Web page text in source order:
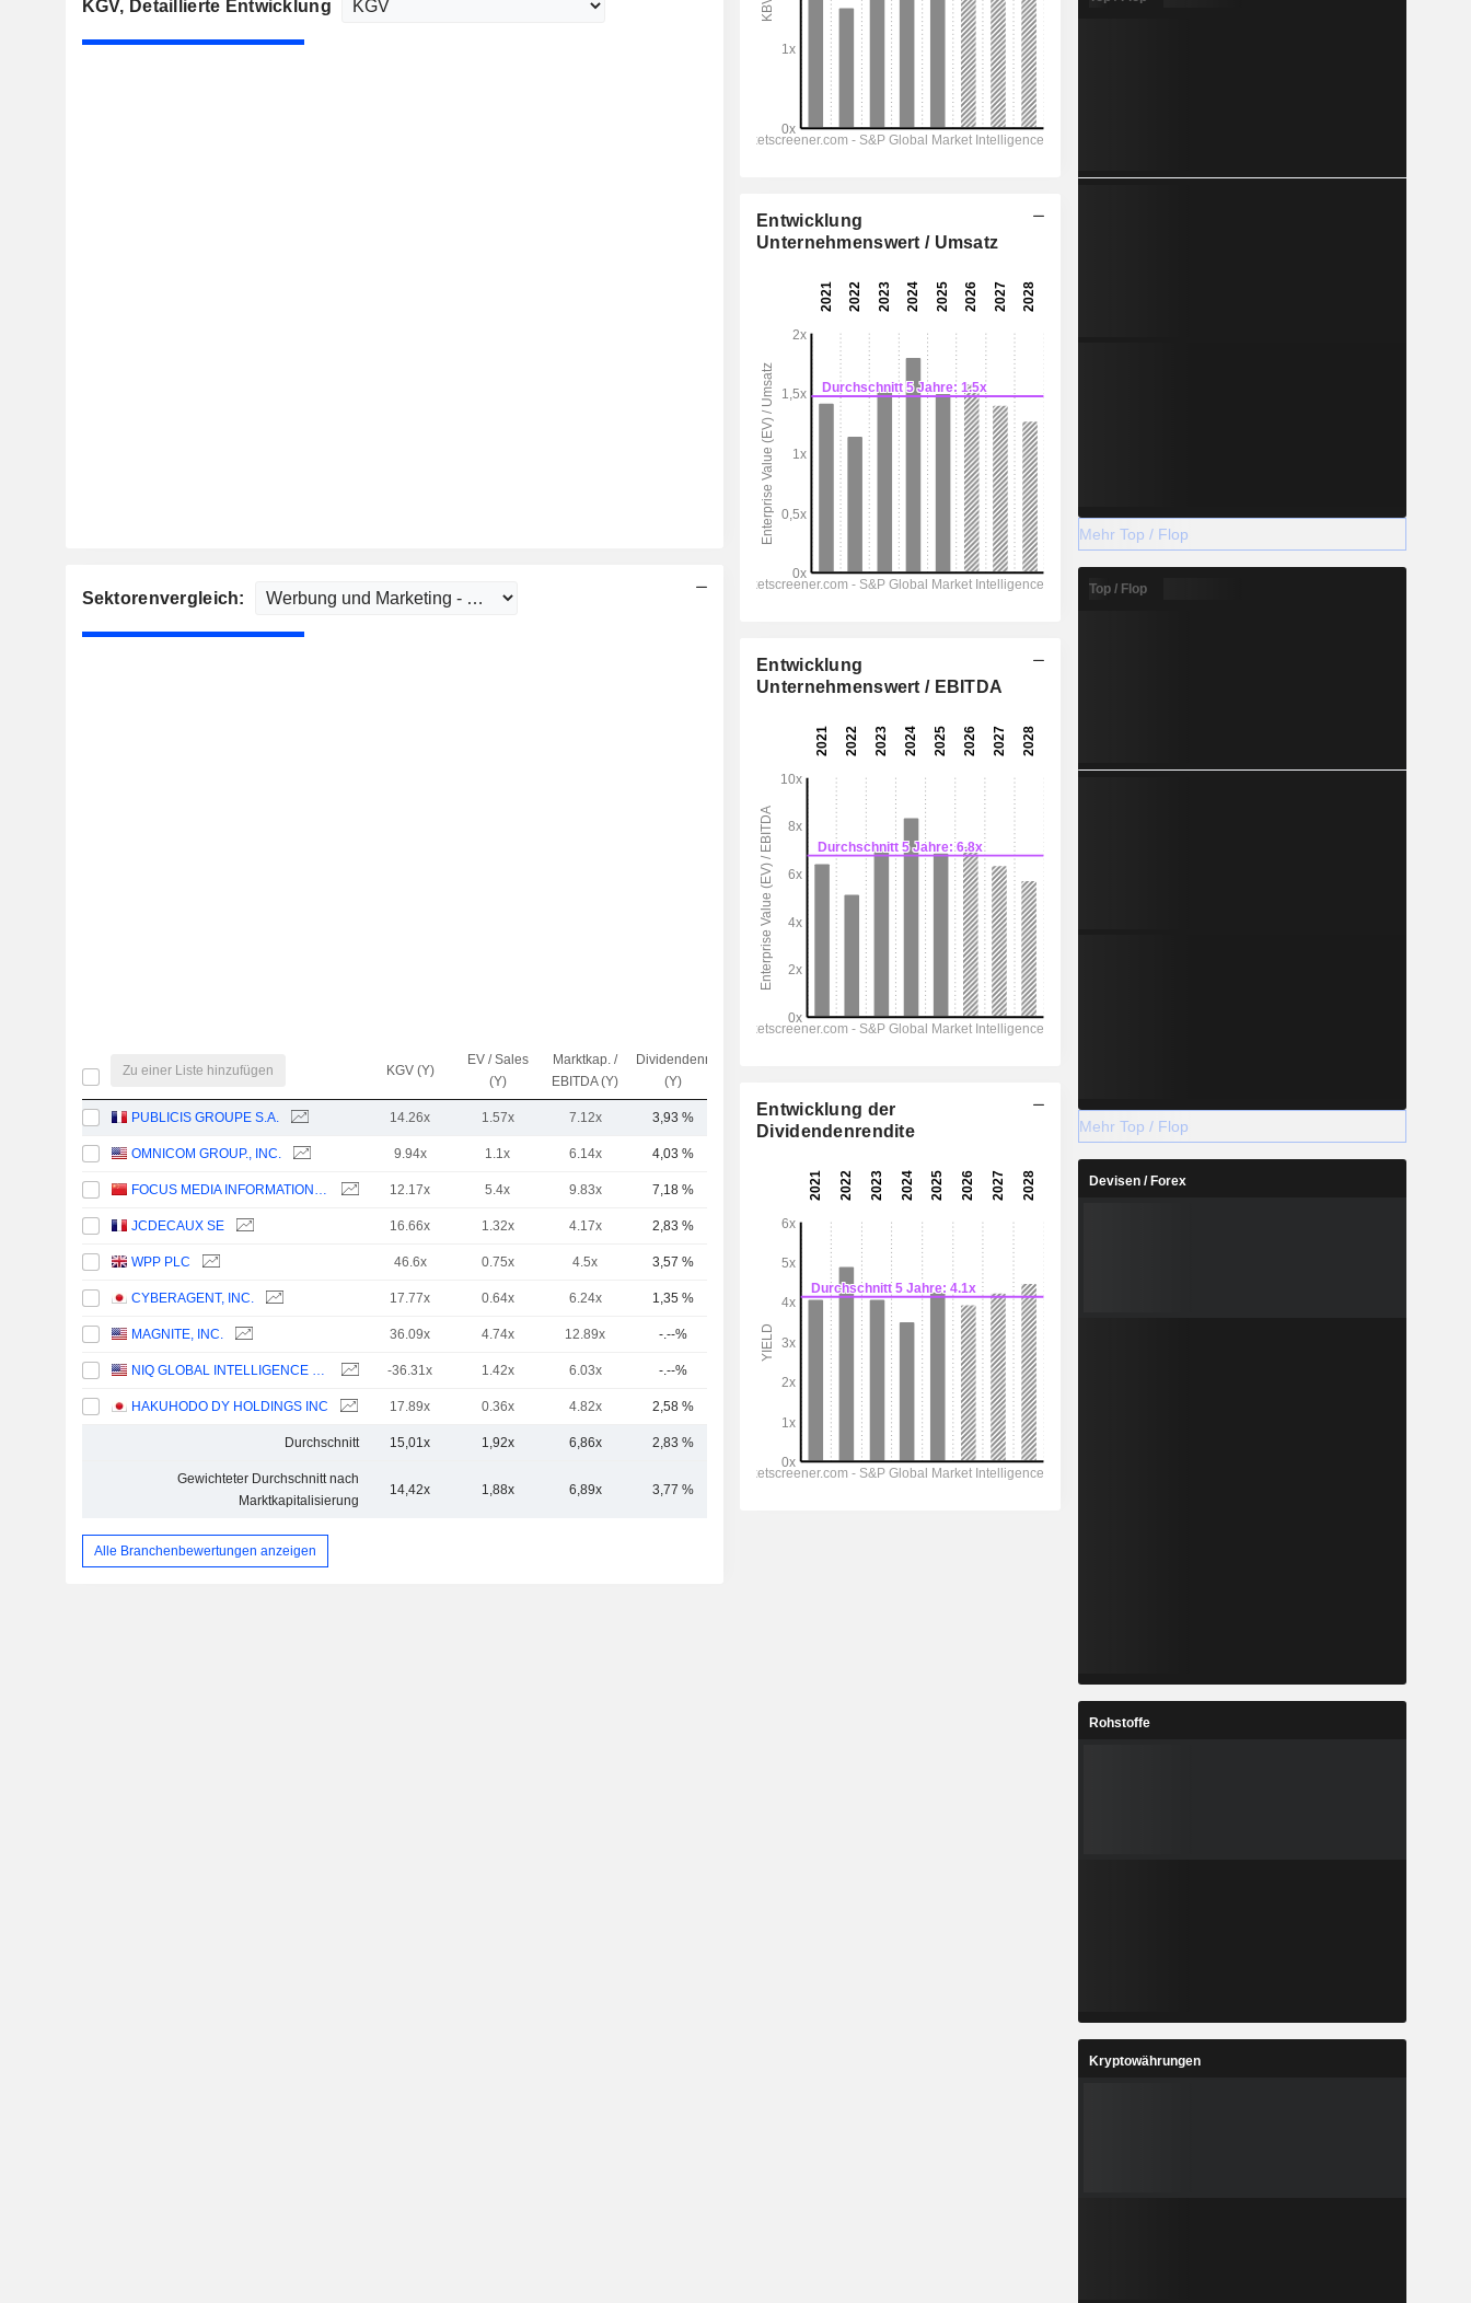
KGV, Detaillierte Entwicklung
Sektorenvergleich:
Zu einer Liste hinzufügen KGV (Y)
EV / Sales
(Y)
Marktkap. /
EBITDA (Y)
Dividendenrendite
(Y)
PUBLICIS GROUPE S.A. 14.26x 1.57x 7.12x 3,93 % 28,87 Mrd.
OMNICOM GROUP., INC. 9.94x 1.1x 6.14x 4,03 %
FOCUS MEDIA INFORMATION TECHNOLOGY CO., LTD. 12.17x 5.4x 9.83x 7,18 %
JCDECAUX SE 16.66x 1.32x 4.17x 2,83 % 6,02 Mrd.
WPP PLC 46.6x 0.75x 4.5x 3,57 % 5,99 Mrd.
CYBERAGENT, INC. 17.77x 0.64x 6.24x 1,35 % 4,82 Mrd.
MAGNITE, INC. 36.09x 4.74x 12.89x -.--% 3,55 Mrd.
NIQ GLOBAL INTELLIGENCE PLC -36.31x 1.42x 6.03x -.--%
HAKUHODO DY HOLDINGS INC 17.89x 0.36x 4.82x 2,58 %
Durchschnitt 15,01x 1,92x 6,86x 2,83 %
Gewichteter Durchschnitt nach
Marktkapitalisierung
14,42x 1,88x 6,89x 3,77 %
Alle Branchenbewertungen anzeigen
Entwicklung
Unternehmenswert / Umsatz
Entwicklung
Unternehmenswert / EBITDA
Entwicklung der
Dividendenrendite
Mehr Top / Flop
Top / Flop
Mehr Top / Flop
Devisen / Forex
Rohstoffe
Kryptowährungen